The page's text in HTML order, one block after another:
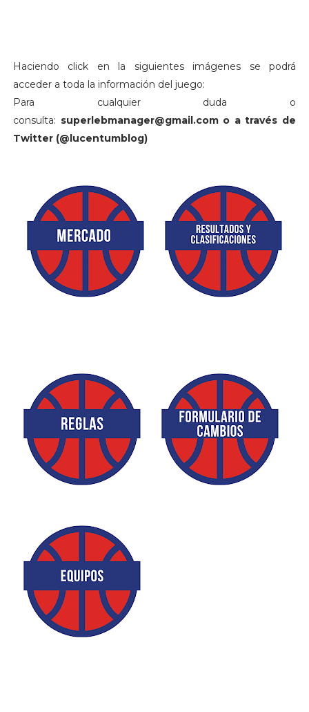
Haciendo click en la siguientes imágenes se podrá
acceder a toda la información del juego:
Para cualquier duda o
consulta: superlebmanager@gmail.com o a través de
Twitter (@lucentumblog)